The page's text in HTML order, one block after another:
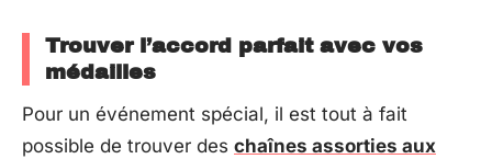
Trouver l’accord parfait avec vos
médailles
Pour un événement spécial, il est tout à fait
possible de trouver des chaînes assorties aux